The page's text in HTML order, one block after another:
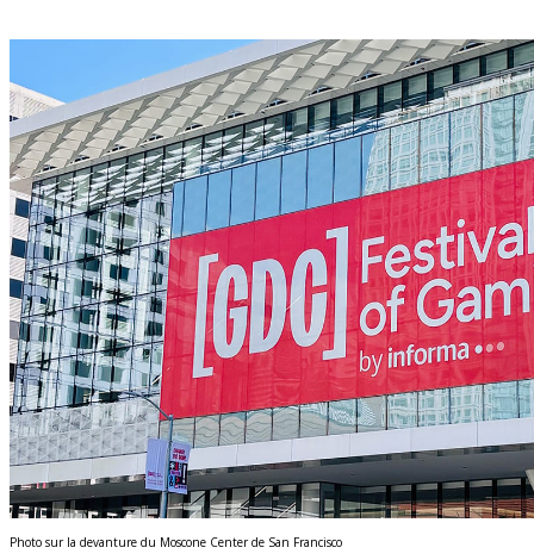
Photo sur la devanture du Moscone Center de San Francisco